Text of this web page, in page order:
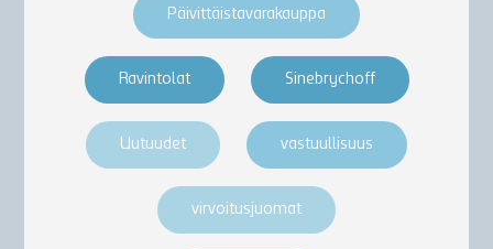
Päivittäistavarakauppa
Ravintolat Sinebrychoff
Uutuudet vastuullisuus
virvoitusjuomat